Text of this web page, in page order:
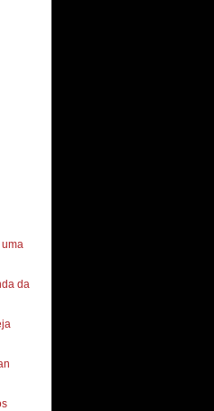
uma
da